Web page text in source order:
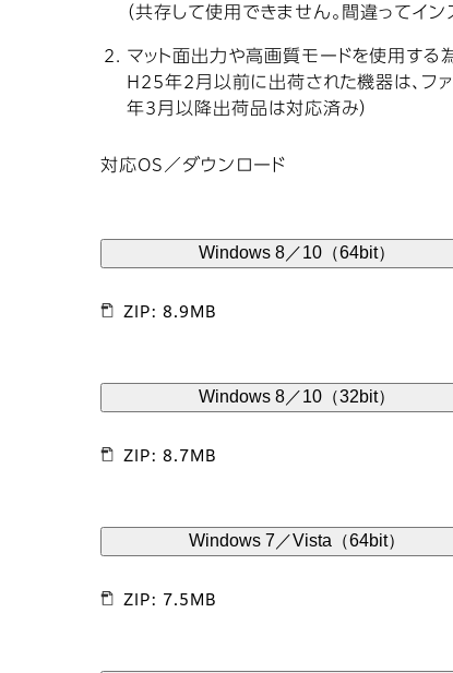
（共存して使用できません。間違ってイ
マット面出力や高画質モードを使用する
H25年2月以前に出荷された機器は、フ
年3月以降出荷品は対応済み）
対応OS／ダウンロード
Windows 8／10（64bit）
ZIP: 8.9MB
Windows 8／10（32bit）
ZIP: 8.7MB
Windows 7／Vista（64bit）
ZIP: 7.5MB